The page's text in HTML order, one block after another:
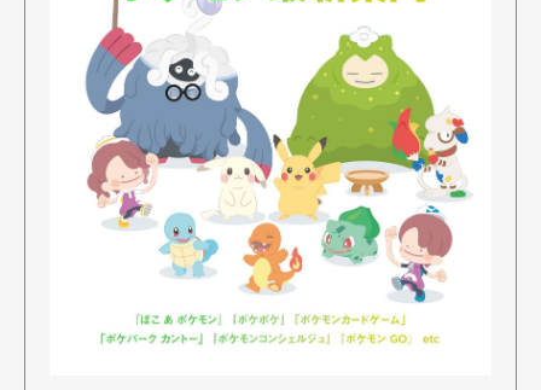
Art&DesignWatch
Fashion
GourmetCars
ProductCultureLifestyle
Pen Membership
Magazine
Official Columnist
About
Contact